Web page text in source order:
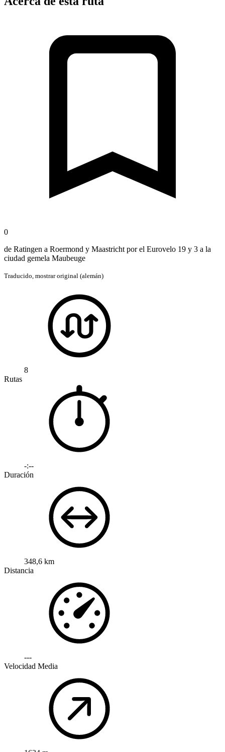
0
de Ratingen a Roermond y Maastricht por el Eurovelo 19 y 3 a la
ciudad gemela Maubeuge
Traducido, mostrar original (alemán)
8
Rutas
-:--
Duración
348,6 km
Distancia
---
Velocidad Media